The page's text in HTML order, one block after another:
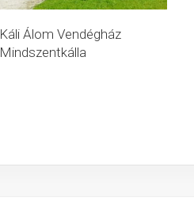
Káli Álom Vendégház
Mindszentkálla